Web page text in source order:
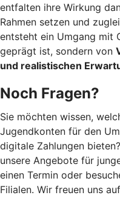
entfalten ihre Wirkung
Rahmen setzen und
entsteht ein Umgang mit
geprägt ist, sondern von
und realistischen
Noch Fragen?
Sie möchten wissen,
Jugendkonten für den
digitale Zahlungen
unsere Angebote für
einen Termin oder
Filialen. Wir freuen uns